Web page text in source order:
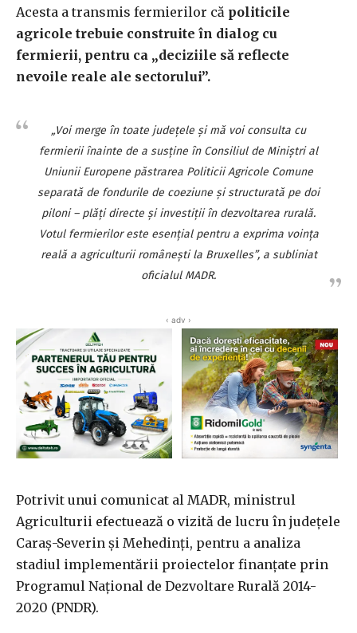
Acesta a transmis fermierilor că politicile
agricole trebuie construite în dialog cu
fermierii, pentru ca „deciziile să reflecte
nevoile reale ale sectorului”.
„Voi merge în toate judeţele şi mă voi consulta cu
fermierii înainte de a susţine în Consiliul de Miniştri al
Uniunii Europene păstrarea Politicii Agricole Comune
separată de fondurile de coeziune şi structurată pe doi
piloni – plăţi directe şi investiţii în dezvoltarea rurală.
Votul fermierilor este esenţial pentru a exprima voinţa
reală a agriculturii româneşti la Bruxelles”, a subliniat
oficialul MADR.
‹ adv ›
Potrivit unui comunicat al MADR, ministrul
Agriculturii efectuează o vizită de lucru în judeţele
Caraş-Severin şi Mehedinţi, pentru a analiza
stadiul implementării proiectelor finanţate prin
Programul Naţional de Dezvoltare Rurală 2014-
2020 (PNDR).